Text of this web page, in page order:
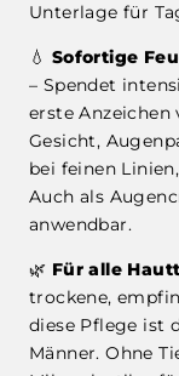
Unterlage für
💧 Sofortige
– Spendet
erste
Gesicht,
bei feinen
Auch als
anwendbar.
🌿 Für alle
trockene,
diese Pflege ist
Männer. Ohne